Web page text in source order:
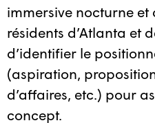
immersive nocturne
résidents d’Atlanta et
d’identifier le
(aspiration,
d’affaires, etc.) pour
concept.